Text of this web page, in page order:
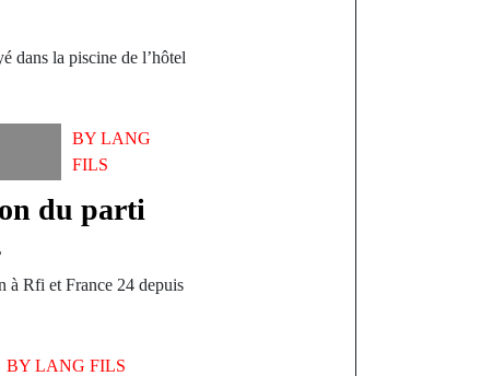
dans la piscine de l’hôtel
BYLANG
FILS
du parti
à Rfi et France 24 depuis
BYLANG FILS